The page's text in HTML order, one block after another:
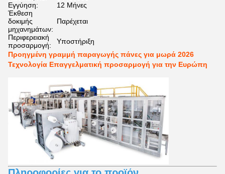
Εγγύηση:
12 Μήνες
Έκθεση
δοκιμής
μηχανημάτων:
Παρέχεται
Περιφερειακή
προσαρμογή:
Υποστήριξη
Προηγμένη γραμμή παραγωγής πάνες για μωρά 2026
Τεχνολογία Επαγγελματική προσαρμογή για την Ευρώπη